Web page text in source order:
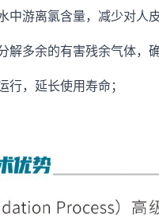
游离氯含量，减少对人
多余的有害残余气体，
行，延长使用寿命；